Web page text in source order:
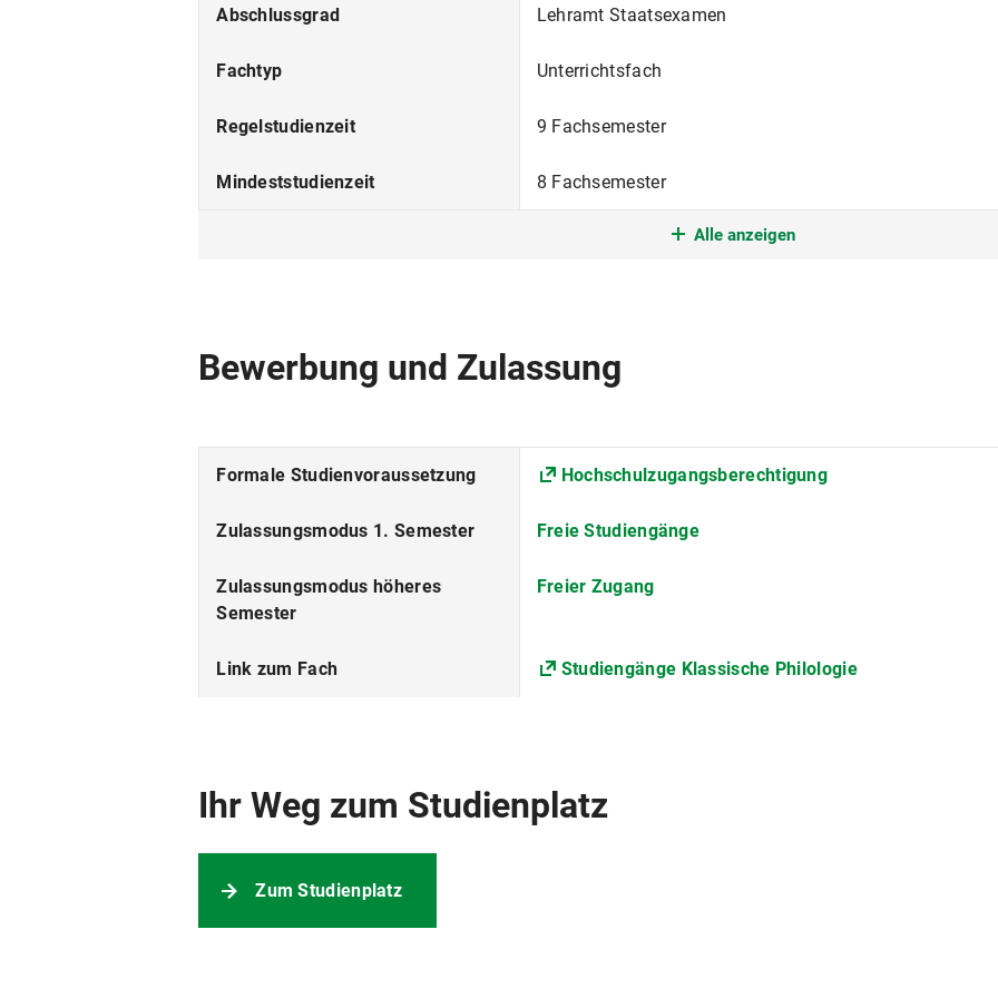
Abschlussgrad Lehramt Staatsexamen
Fachtyp Unterrichtsfach
Regelstudienzeit 9 Fachsemester
Mindeststudienzeit 8 Fachsemester
Grundständiges Studium mit erstem
Studiensprache
Griechisch mit einem weiteren Unterrichtsfach (siehe
Alle anzeigen
Bewerbung und Zulassung
Formale Studienvoraussetzung Hochschulzugangsberechtigung
Zulassungsmodus 1. Semester Freie Studiengänge
Zulassungsmodus höheres
Semester
Freier Zugang
Link zum Fach Studiengänge Klassische Philologie
Ihr Weg zum Studienplatz
Zum Studienplatz